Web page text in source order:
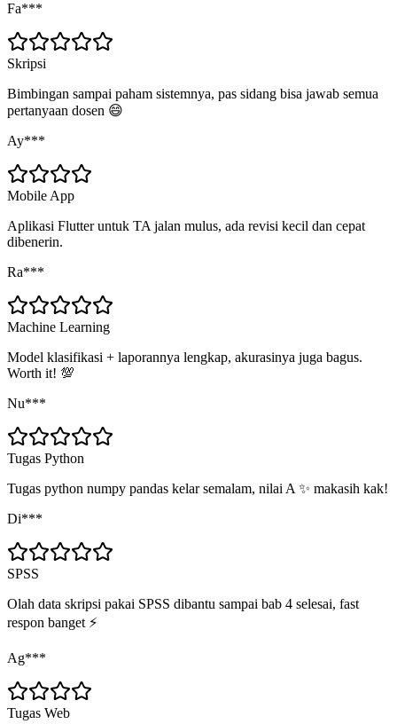
Fa***
Skripsi
Bimbingan sampai paham sistemnya, pas sidang bisa jawab semua
pertanyaan dosen 😄
Ay***
Mobile App
Aplikasi Flutter untuk TA jalan mulus, ada revisi kecil dan cepat
dibenerin.
Ra***
Machine Learning
Model klasifikasi + laporannya lengkap, akurasinya juga bagus.
Worth it! 💯
Nu***
Tugas Python
Tugas python numpy pandas kelar semalam, nilai A ✨ makasih kak!
Di***
SPSS
Olah data skripsi pakai SPSS dibantu sampai bab 4 selesai, fast
respon banget ⚡
Ag***
Tugas Web